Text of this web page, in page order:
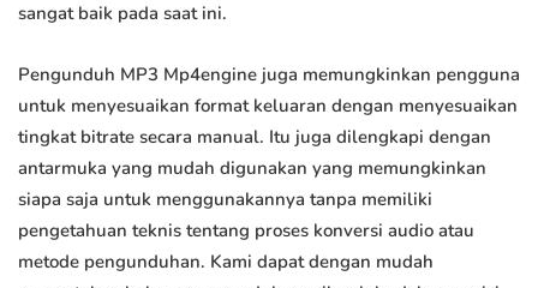
sangat baik pada saat ini.
Pengunduh MP3 Mp4engine juga memungkinkan pengguna
untuk menyesuaikan format keluaran dengan menyesuaikan
tingkat bitrate secara manual. Itu juga dilengkapi dengan
antarmuka yang mudah digunakan yang memungkinkan
siapa saja untuk menggunakannya tanpa memiliki
pengetahuan teknis tentang proses konversi audio atau
metode pengunduhan. Kami dapat dengan mudah